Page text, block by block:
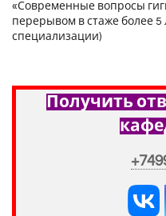
«Современные вопросы
перерывом в стаже более 5
специализации)
Получить